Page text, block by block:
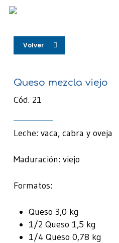
Skip
contentVolver
Queso mezcla viejo
Cód. 21
Leche: vaca, cabra y oveja
Maduración: viejo
Formatos:
Queso 3,0 kg
1/2 Queso 1,5 kg
1/4 Queso 0,78 kg